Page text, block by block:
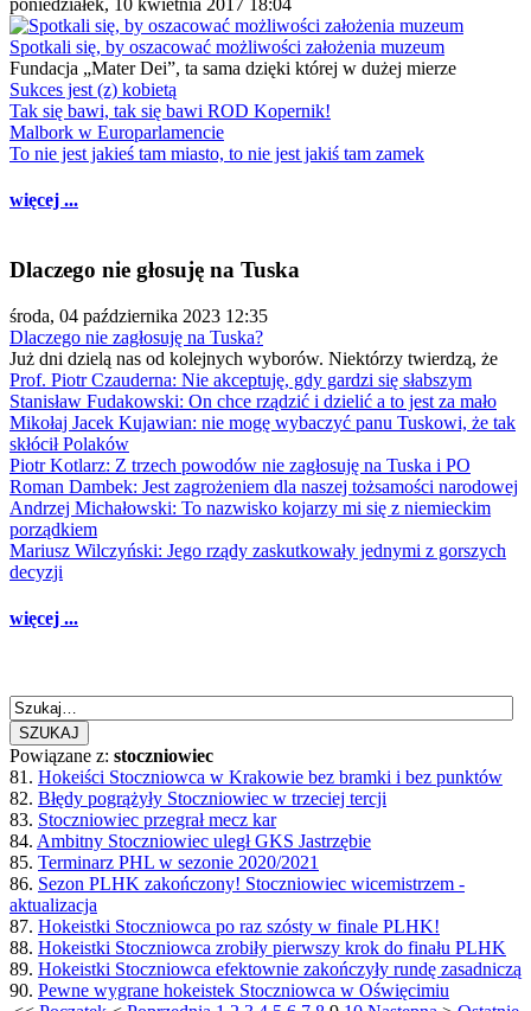
poniedziałek, 10 kwietnia 2017 18:04
Spotkali się, by oszacować możliwości założenia muzeum
Fundacja „Mater Dei”, ta sama dzięki której w dużej mierze
Sukces jest (z) kobietą
Tak się bawi, tak się bawi ROD Kopernik!
Malbork w Europarlamencie
To nie jest jakieś tam miasto, to nie jest jakiś tam zamek
więcej ...
Dlaczego nie głosuję na Tuska
środa, 04 października 2023 12:35
Dlaczego nie zagłosuję na Tuska?
Już dni dzielą nas od kolejnych wyborów. Niektórzy twierdzą, że
Prof. Piotr Czauderna: Nie akceptuję, gdy gardzi się słabszym
Stanisław Fudakowski: On chce rządzić i dzielić a to jest za mało
Mikołaj Jacek Kujawian: nie mogę wybaczyć panu Tuskowi, że tak
skłócił Polaków
Piotr Kotlarz: Z trzech powodów nie zagłosuję na Tuska i PO
Roman Dambek: Jest zagrożeniem dla naszej tożsamości narodowej
Andrzej Michałowski: To nazwisko kojarzy mi się z niemieckim
porządkiem
Mariusz Wilczyński: Jego rządy zaskutkowały jednymi z gorszych
decyzji
więcej ...
SZUKAJ
Powiązane z: stoczniowiec
81. Hokeiści Stoczniowca w Krakowie bez bramki i bez punktów
82. Błędy pogrążyły Stoczniowiec w trzeciej tercji
83. Stoczniowiec przegrał mecz kar
84. Ambitny Stoczniowiec uległ GKS Jastrzębie
85. Terminarz PHL w sezonie 2020/2021
86. Sezon PLHK zakończony! Stoczniowiec wicemistrzem -
aktualizacja
87. Hokeistki Stoczniowca po raz szósty w finale PLHK!
88. Hokeistki Stoczniowca zrobiły pierwszy krok do finału PLHK
89. Hokeistki Stoczniowca efektownie zakończyły rundę zasadniczą
90. Pewne wygrane hokeistek Stoczniowca w Oświęcimiu